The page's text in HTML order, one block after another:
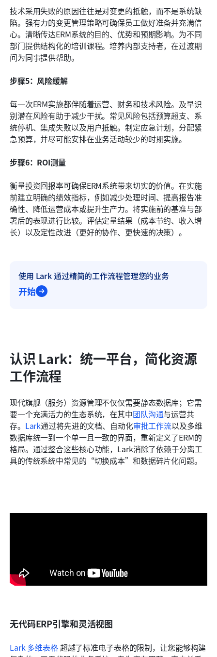
技术采用失败的原因往往是对变更的抵触，而不是系统缺
陷。强有力的变更管理策略可确保员工做好准备并充满信
心。清晰传达ERM系统的目的、优势和预期影响。为不同
部门提供结构化的培训课程。培养内部支持者，在过渡期
间为同事提供帮助。
步骤5：风险缓解
每一次ERM实施都伴随着运营、财务和技术风险。及早识
别潜在风险有助于减少干扰。常见风险包括预算超支、系
统停机、集成失败以及用户抵触。制定应急计划，分配紧
急预算，并尽可能安排在业务活动较少的时期实施。
步骤6：ROI测量
衡量投资回报率可确保ERM系统带来切实的价值。在实施
前建立明确的绩效指标，例如减少处理时间、提高报告准
确性、降低运营成本或提升生产力。将实施前的基准与部
署后的表现进行比较。评估定量结果（成本节约、收入增
长）以及定性改进（更好的协作、更快速的决策）。
使用 Lark 通过精简的工作流程管理您的业务
开始
认识 Lark：统一平台，简化资源
工作流程
现代旗舰（服务）资源管理不仅仅需要静态数据库；它需
要一个充满活力的生态系统，在其中团队沟通与运营共
存。 Lark通过将先进的文档、自动化审批工作流以及多维
数据库统一到一个单一且一致的界面，重新定义了ERM的
格局。通过整合这些核心功能，Lark消除了依赖于分离工
具的传统系统中常见的“切换成本”和数据碎片化问题。
无代码ERP引擎和灵活视图
Lark 多维表格 超越了标准电子表格的限制，让您能够构建